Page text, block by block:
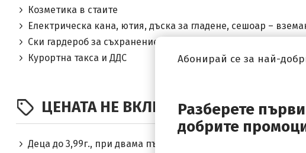
Козметика в стаите
Електрическа кана, ютия, дъска за гладене, сешоар –
Ски гардероб за съхранение на собствени ски и сноуборд
Курортна такса и ДДС
ЦЕНАТА НЕ ВКЛЮЧВА
Деца до 3,99г., при двама пълноплащащи: БЕЗПЛАТНО;
Абонирай се за най-
Разберете
добрите